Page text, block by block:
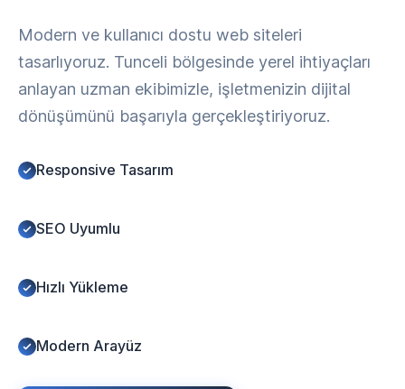
Modern ve kullanıcı dostu web siteleri
tasarlıyoruz. Tunceli bölgesinde yerel ihtiyaçları
anlayan uzman ekibimizle, işletmenizin dijital
dönüşümünü başarıyla gerçekleştiriyoruz.
Responsive Tasarım
SEO Uyumlu
Hızlı Yükleme
Modern Arayüz